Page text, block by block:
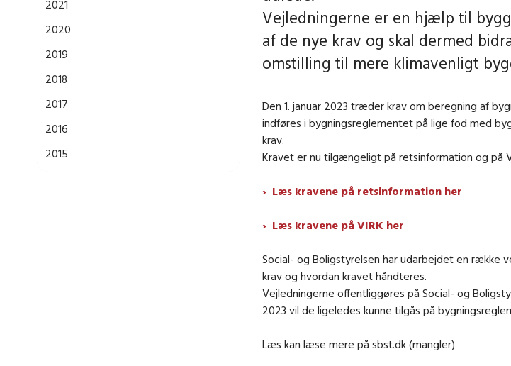
2021
2020
2019
2018
2017
2016
2015
Vejledningerne er en hjælp til
af de nye krav og skal dermed
omstilling til mere klimavenligt
Den 1. januar 2023 træder krav om beregning af
indføres i bygningsreglementet på lige fod med
krav.
Kravet er nu tilgængeligt på retsinformation og på
Læs kravene på retsinformation her
Læs kravene på VIRK her
Social- og Boligstyrelsen har udarbejdet en række
krav og hvordan kravet håndteres.
Vejledningerne offentliggøres på Social- og
2023 vil de ligeledes kunne tilgås på
Læs kan læse mere på sbst.dk (mangler)